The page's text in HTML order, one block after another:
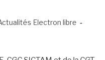
Electron libre